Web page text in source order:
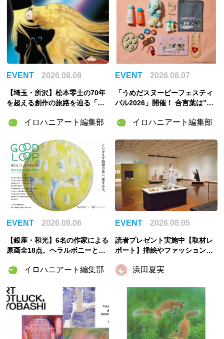
EVENT 2026.08.08
【埼玉・所沢】松本零士の70年
を超える創作の旅路を辿る「松
ジアムで開催決定！
イロハニアート編集部
EVENT 2026.08.07
「うめだスヌーピーフェスティ
バル2026」開催！ 合言葉は”明
特別な2週間
イロハニアート編集部
EVENT 2026.08.06
【銀座・和光】6名の作家による
原画全18点。ヘラルボニーとの
6」8月6日開催
イロハニアート編集部
EVENT 2026.08.05
読者プレゼント実施中【取材レ
ポート】挿絵やファッションか
国のモードをさがして／Fairy T
浜田夏実